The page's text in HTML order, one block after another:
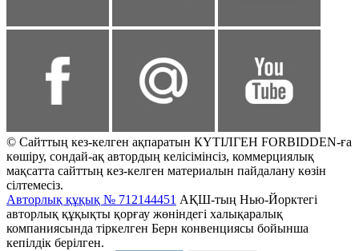
© Сайттың кез-келген ақпаратын КҮТІЛГЕН FORBIDDEN-ға
көшіру, сондай-ақ автордың келісімінсіз, коммерциялық
мақсатта сайттың кез-келген материалын пайдалану көзін
сілтемесіз.
Авторлық құқық № 712144451 АҚШ-тың Нью-Йорктегі
авторлық құқықты қорғау жөніндегі халықаралық
компаниясында тіркелген Берн конвенциясы бойынша
кепілдік берілген.